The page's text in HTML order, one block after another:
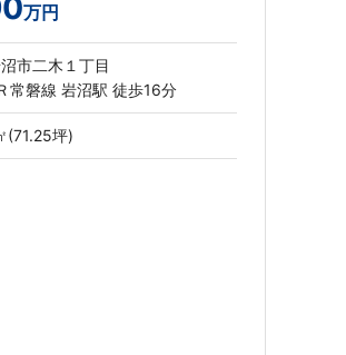
万円
市二木１丁目
常磐線 岩沼駅 徒歩16分
(71.25坪)